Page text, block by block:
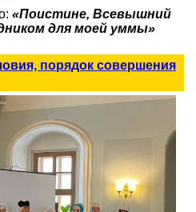
«Поистине, Всевышний
для моей уммы»
порядок совершения